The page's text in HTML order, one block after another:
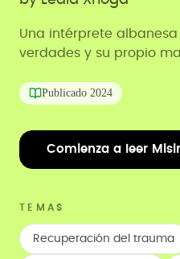
Una intérprete
verdades y su propio
Publicado 2024
Comienza a leer
TEMAS
Recuperación del trauma